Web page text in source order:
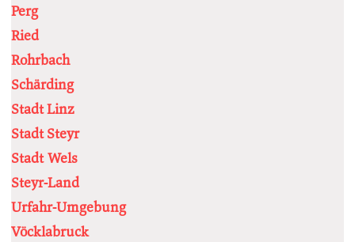
Perg
Ried
Rohrbach
Schärding
Stadt Linz
Stadt Steyr
Stadt Wels
Steyr-Land
Urfahr-Umgebung
Vöcklabruck